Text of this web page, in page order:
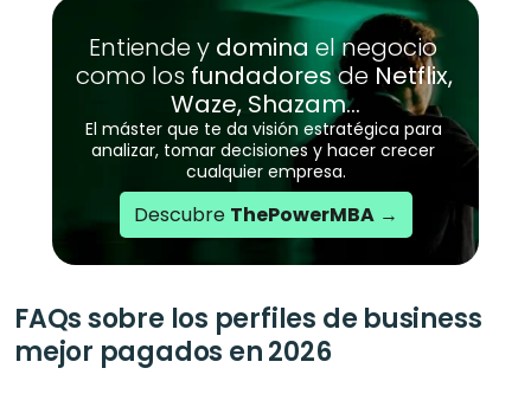
Entiende y domina el negocio
como los fundadores de Netflix,
Waze, Shazam…
El máster que te da visión estratégica para
analizar, tomar decisiones y hacer crecer
cualquier empresa.
Descubre ThePowerMBA →
FAQs sobre los perfiles de business
mejor pagados en 2026